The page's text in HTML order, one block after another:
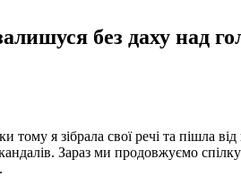
без даху над
я зібрала свої речі та пішла
Зараз ми продовжуємо